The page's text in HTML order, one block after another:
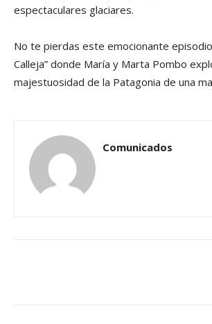
espectaculares glaciares.
No te pierdas este emocionante
Calleja” donde María y Marta Pombo
majestuosidad de la Patagonia de una
Comunicados